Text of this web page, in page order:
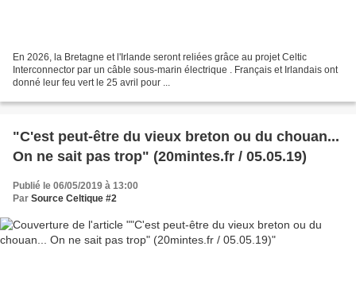
En 2026, la Bretagne et l'Irlande seront reliées grâce au projet Celtic
Interconnector par un câble sous-marin électrique . Français et Irlandais ont
donné leur feu vert le 25 avril pour ...
"C'est peut-être du vieux breton ou du chouan...
On ne sait pas trop" (20mintes.fr / 05.05.19)
Publié le 06/05/2019 à 13:00
Par Source Celtique #2